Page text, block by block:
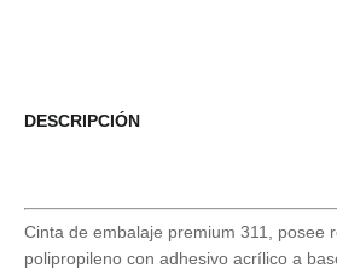
DESCRIPCIÓN
Cinta de embalaje premium 311, posee
polipropileno con adhesivo acrílico a